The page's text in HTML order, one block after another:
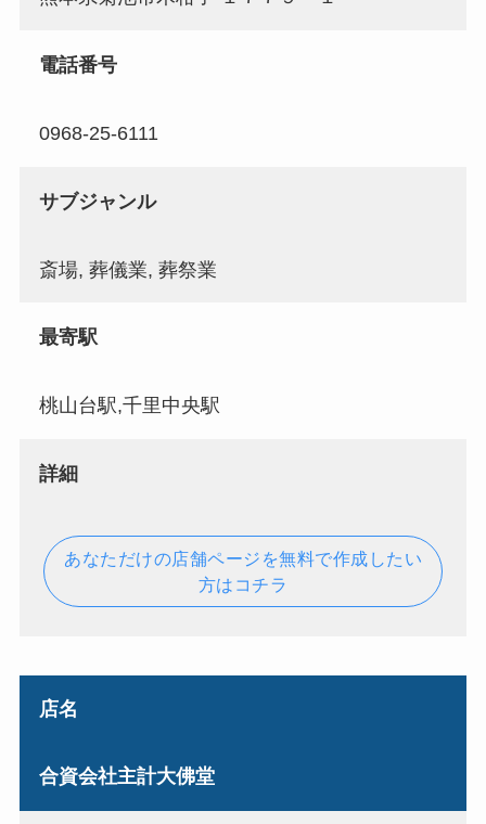
電話番号
0968-25-6111
サブジャンル
斎場, 葬儀業, 葬祭業
最寄駅
桃山台駅,千里中央駅
詳細
あなただけの店舗ページを無料で作成したい
方はコチラ
店名
合資会社主計大佛堂